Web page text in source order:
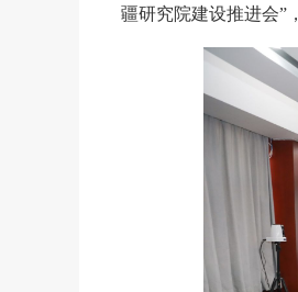
疆研究院建设推进会”